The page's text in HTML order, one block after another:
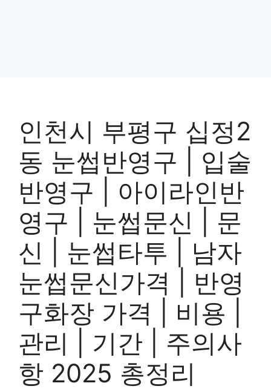
인천시 부평구 십정2
동 눈썹반영구 | 입술
반영구 | 아이라인반
영구 | 눈썹문신 | 문
신 | 눈썹타투 | 남자
눈썹문신가격 | 반영
구화장 가격 | 비용 |
관리 | 기간 | 주의사
항 2025 총정리